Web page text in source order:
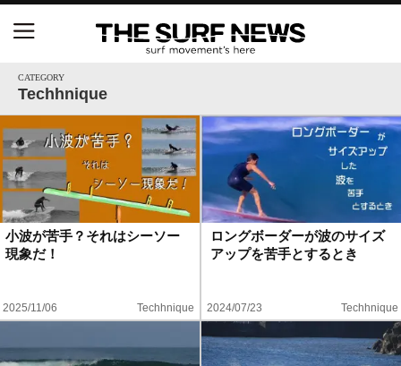
CATEGORY
Techhnique
小波が苦手？それはシーソー
現象だ！
2025/11/06 Techhnique
ロングボーダーが波のサイズ
アップを苦手とするとき
2024/07/23 Techhnique
【五十嵐カノア独占インタビュー】旧友レオ、ジャ
ックとの豪華プライベートセッション
S.ONE ショート＆ロング開幕戦・現地リポート（高
橋みなと）
製品情報
特集